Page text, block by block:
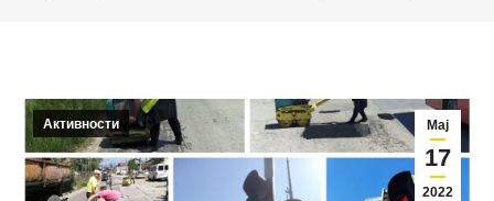
Мај
17
2022
Активности